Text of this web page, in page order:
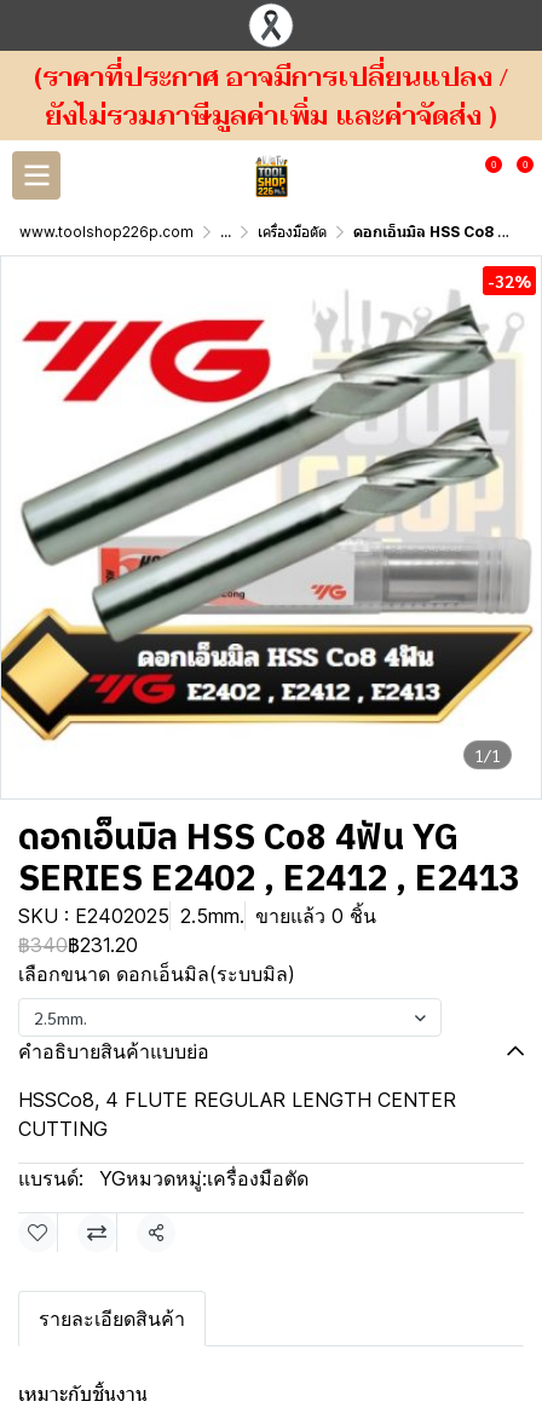
(ราคาที่ประกาศ อาจมีการเปลี่ยนแปลง /
ยังไม่รวมภาษีมูลค่าเพิ่ม และค่าจัดส่ง )
0 0
www.toolshop226p.com ... เครื่องมือตัด ดอกเอ็นมิล HSS Co8 4ฟัน YG SERIES E2402 , E2412 , E2413
1/1
-32%
ดอกเอ็นมิล HSS Co8 4ฟัน YG
SERIES E2402 , E2412 , E2413
SKU : E2402025 2.5mm. ขายแล้ว 0 ชิ้น
฿340฿231.20
เลือกขนาด ดอกเอ็นมิล(ระบบมิล)
2.5mm.
คำอธิบายสินค้าแบบย่อ
HSSCo8, 4 FLUTE REGULAR LENGTH CENTER
CUTTING
แบรนด์: YGหมวดหมู่:เครื่องมือตัด
แชร์
รายละเอียดสินค้า
เหมาะกับชิ้นงาน